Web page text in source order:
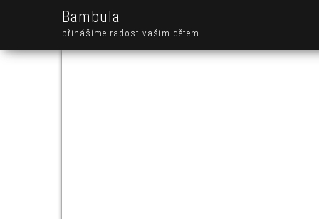
Bambula
přinášíme radost vašim dětem